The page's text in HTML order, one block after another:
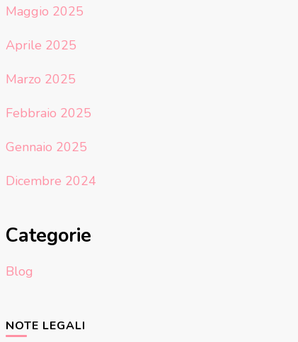
Maggio 2025
Aprile 2025
Marzo 2025
Febbraio 2025
Gennaio 2025
Dicembre 2024
Categorie
Blog
NOTE LEGALI